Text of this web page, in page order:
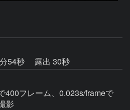
54秒
露出 30秒
400フレーム、0.023s/frameで
影